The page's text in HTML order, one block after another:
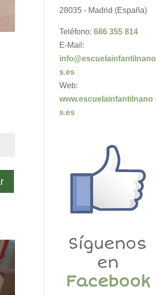
28035 - Madrid (España)
Teléfono:686 355 814
E-Mail:
info@escuelainfantilnano
s.es
Web:
www.escuelainfantilnano
s.es
Síguenos
en
Facebook